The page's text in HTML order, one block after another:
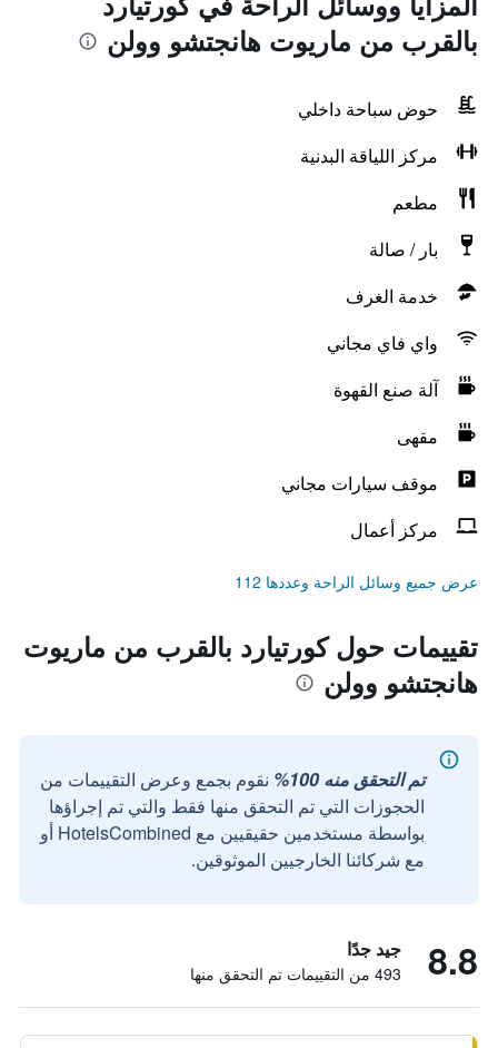
بالقرب من ماريوت هانجتشو وولن
حوض سباحة داخلي
مركز اللياقة البدنية
مطعم
بار / صالة
خدمة الغرف
واي فاي مجاني
آلة صنع القهوة
مقهى
موقف سيارات مجاني
مركز أعمال
عرض جميع وسائل الراحة وعددها 112
تقييمات حول كورتيارد بالقرب من ماريوت
هانجتشو وولن
تم التحقق منه 100%
نقوم بجمع وعرض التقييمات من
الحجوزات التي تم التحقق منها فقط والتي تم إجراؤها
بواسطة مستخدمين حقيقيين مع HotelsCombined أو
مع شركائنا الخارجيين الموثوقين.
8.8 جيد جدًا
493 من التقييمات تم التحقق منها